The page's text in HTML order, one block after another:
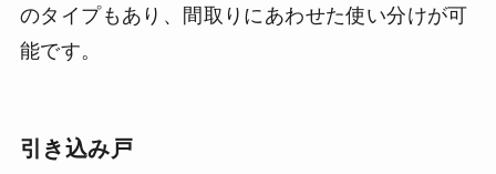
のタイプもあり、間取りにあわせた使い分けが可
能です。
引き込み戸